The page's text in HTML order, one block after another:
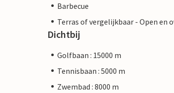
Barbecue
Terras of vergelijkbaar - Open en
Dichtbij
Golfbaan : 15000 m
Tennisbaan : 5000 m
Zwembad : 8000 m